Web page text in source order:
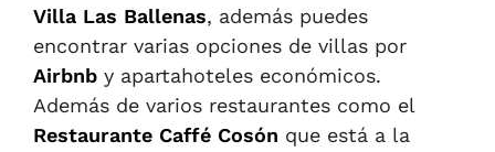
Villa Las Ballenas, además puedes
encontrar varias opciones de villas por
Airbnb y apartahoteles económicos.
Además de varios restaurantes como el
Restaurante Caffé Cosón que está a la